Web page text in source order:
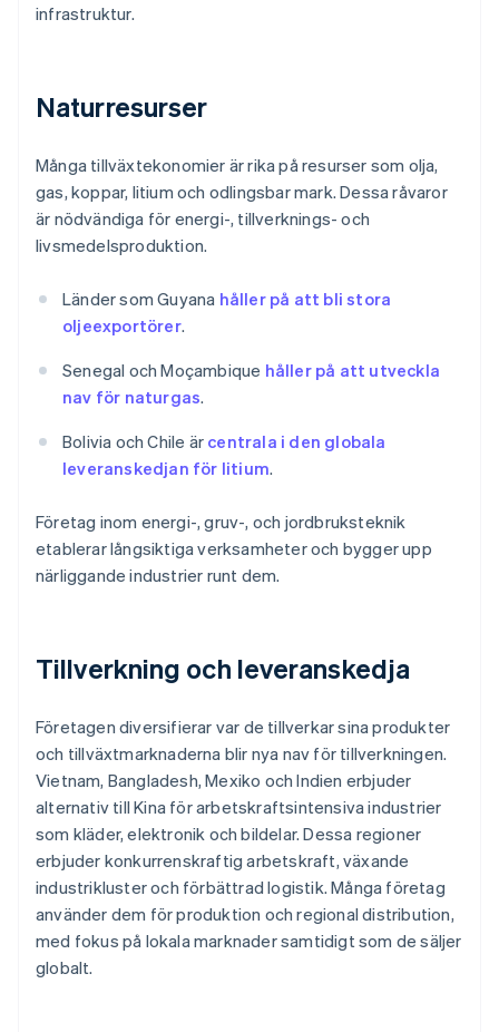
infrastruktur.
Naturresurser
Många tillväxtekonomier är rika på resurser som olja,
gas, koppar, litium och odlingsbar mark. Dessa råvaror
är nödvändiga för energi-, tillverknings- och
livsmedelsproduktion.
Länder som Guyana håller på att bli stora
oljeexportörer.
Senegal och Moçambique håller på att utveckla
nav för naturgas.
Bolivia och Chile är centrala i den globala
leveranskedjan för litium.
Företag inom energi-, gruv-, och jordbruksteknik
etablerar långsiktiga verksamheter och bygger upp
närliggande industrier runt dem.
Tillverkning och leveranskedja
Företagen diversifierar var de tillverkar sina produkter
och tillväxtmarknaderna blir nya nav för tillverkningen.
Vietnam, Bangladesh, Mexiko och Indien erbjuder
alternativ till Kina för arbetskraftsintensiva industrier
som kläder, elektronik och bildelar. Dessa regioner
erbjuder konkurrenskraftig arbetskraft, växande
industrikluster och förbättrad logistik. Många företag
använder dem för produktion och regional distribution,
med fokus på lokala marknader samtidigt som de säljer
globalt.